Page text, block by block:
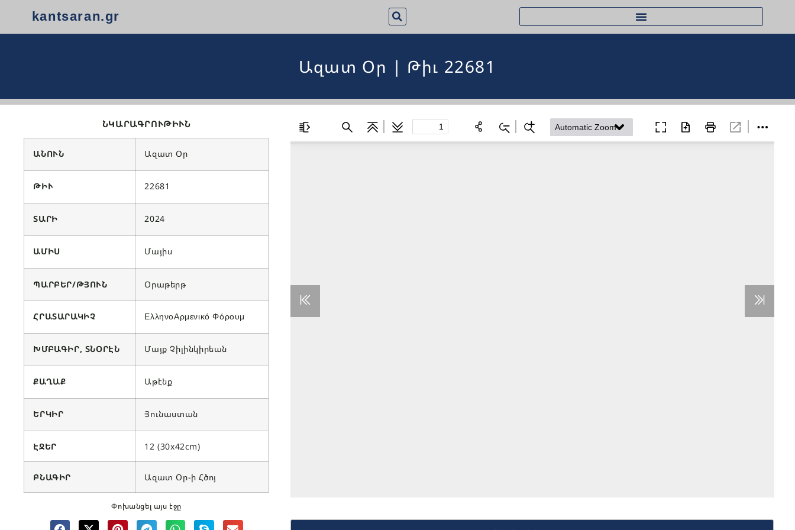
kantsaran.gr
Ազատ Օր | Թիւ 22681
ՆԿԱՐԱԳՐՈՒԹԻՒՆ
ԱՆՈՒՆ Ազատ Օր
ԹԻՒ 22681
ՏԱՐԻ 2024
ԱՄԻՍ Մայիս
ՊԱՐԲԵՐ/ԹՅՈՒՆ Օրաթերթ
ՀՐԱՏԱՐԱԿԻՉ ΕλληνοΑρμενικό Φόρουμ
ԽՄԲԱԳԻՐ, ՏՆՕՐԷՆ Մայք Չիլինկիրեան
ՔԱՂԱՔ Աթէնք
ԵՐԿԻՐ Յունաստան
ԷՋԵՐ 12 (30x42cm)
ԲՆԱԳԻՐ Ազատ Օր-ի Հծոյ
Փոխանցել այս էջը